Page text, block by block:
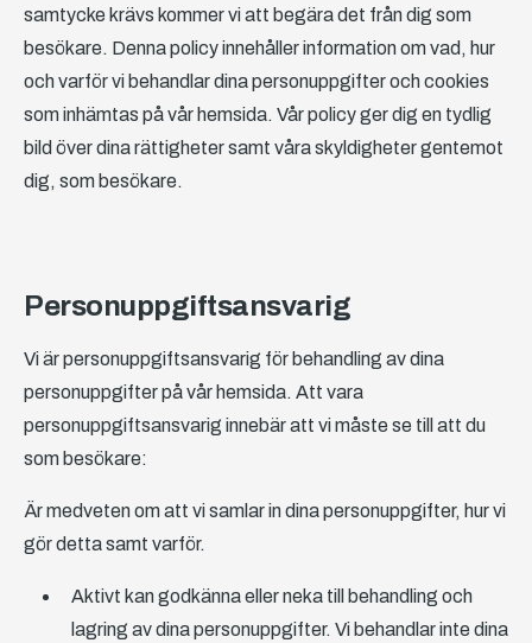
samtycke krävs kommer vi att begära det från dig som
besökare. Denna policy innehåller information om vad, hur
och varför vi behandlar dina personuppgifter och cookies
som inhämtas på vår hemsida. Vår policy ger dig en tydlig
bild över dina rättigheter samt våra skyldigheter gentemot
dig, som besökare.
Personuppgiftsansvarig
Vi är personuppgiftsansvarig för behandling av dina
personuppgifter på vår hemsida. Att vara
personuppgiftsansvarig innebär att vi måste se till att du
som besökare:
Är medveten om att vi samlar in dina personuppgifter, hur vi
gör detta samt varför.
Aktivt kan godkänna eller neka till behandling och
lagring av dina personuppgifter. Vi behandlar inte dina